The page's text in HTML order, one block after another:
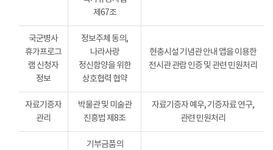
제67조
국군병사
휴가프로그
램 신청자
정보
정보주체 동의,
나라사랑
정신함양을 위한
상호협력 협약
현충시설 기념관 안내 앱을 이용한
전시관 관람 인증 및 관련 민원처리
자료기증자
관리
박물관 및 미술관
진흥법 제8조
자료기증자 예우, 기증자료 연구,
관련 민원처리
기부금품의